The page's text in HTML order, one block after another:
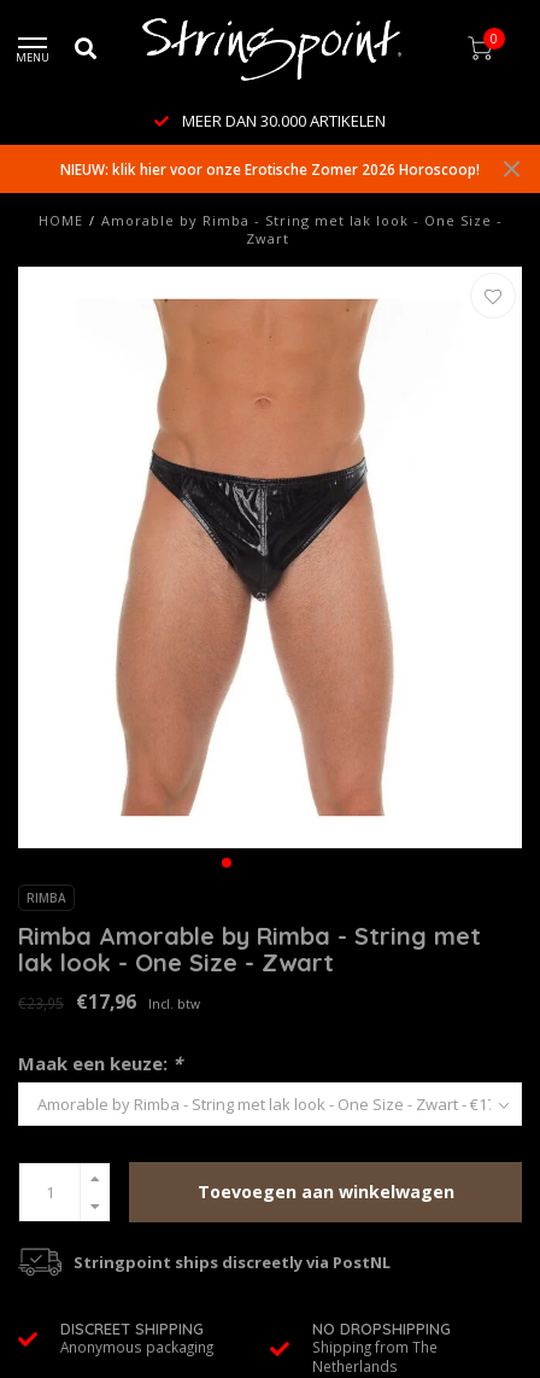
MENU
0
MEER DAN 30.000 ARTIKELEN
NIEUW: klik hier voor onze Erotische Zomer 2026 Horoscoop!
HOME / Amorable by Rimba - String met lak look - One Size -
Zwart
RIMBA
Rimba Amorable by Rimba - String met
lak look - One Size - Zwart
€23,95 €17,96 Incl. btw
Maak een keuze: *
Toevoegen aan winkelwagen
Stringpoint ships discreetly via PostNL
DISCREET SHIPPING
Anonymous packaging
NO DROPSHIPPING
Shipping from The
Netherlands